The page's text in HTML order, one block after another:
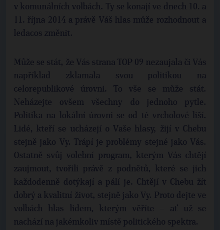
v komunálních volbách. Ty se konají ve dnech 10. a
11. října 2014 a právě Váš hlas může rozhodnout a
ledacos změnit.
Může se stát, že Vás strana TOP 09 nezaujala či Vás
například zklamala svou politikou na
celorepublikové úrovni. To vše se může stát.
Neházejte ovšem všechny do jednoho pytle.
Politika na lokální úrovni se od té vrcholové liší.
Lidé, kteří se ucházejí o Vaše hlasy, žijí v Chebu
stejně jako Vy. Trápí je problémy stejné jako Vás.
Ostatně svůj volební program, kterým Vás chtějí
zaujmout, tvořili právě z podnětů, které se jich
každodenně dotýkají a pálí je. Chtějí v Chebu žít
dobrý a kvalitní život, stejně jako Vy. Proto dejte ve
volbách hlas lidem, kterým věříte – ať už se
nachází na jakémkoliv místě politického spektra.